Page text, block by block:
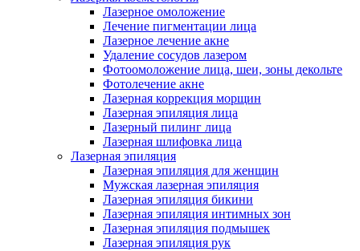
Лазерное омоложение
Лечение пигментации лица
Лазерное лечение акне
Удаление сосудов лазером
Фотоомоложение лица, шеи, зоны декольте
Фотолечение акне
Лазерная коррекция морщин
Лазерная эпиляция лица
Лазерный пилинг лица
Лазерная шлифовка лица
Лазерная эпиляция
Лазерная эпиляция для женщин
Мужская лазерная эпиляция
Лазерная эпиляция бикини
Лазерная эпиляция интимных зон
Лазерная эпиляция подмышек
Лазерная эпиляция рук